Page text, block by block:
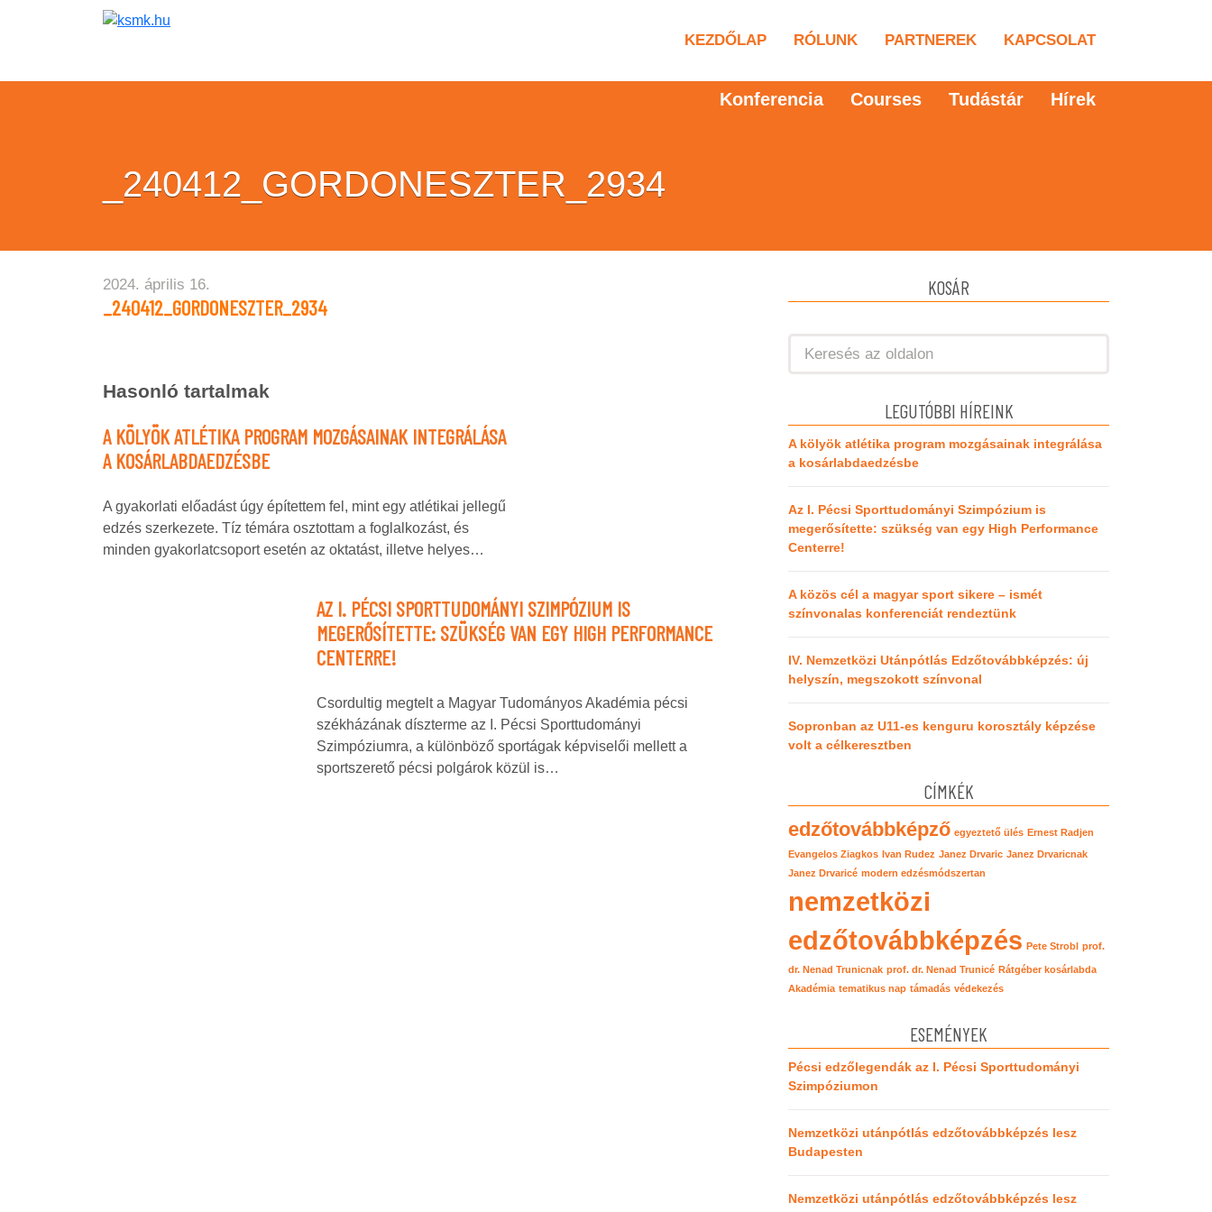
KEZDŐLAP RÓLUNK PARTNEREK KAPCSOLAT
Konferencia Courses Tudástár Hírek
_240412_GORDONESZTER_2934
2024. április 16.
_240412_GORDONESZTER_2934
Hasonló tartalmak
A KÖLYÖK ATLÉTIKA PROGRAM MOZGÁSAINAK INTEGRÁLÁSA
A KOSÁRLABDAEDZÉSBE
A gyakorlati előadást úgy építettem fel, mint egy atlétikai jellegű
edzés szerkezete. Tíz témára osztottam a foglalkozást, és
minden gyakorlatcsoport esetén az oktatást, illetve helyes…
AZ I. PÉCSI SPORTTUDOMÁNYI SZIMPÓZIUM IS
MEGERŐSÍTETTE: SZÜKSÉG VAN EGY HIGH PERFORMANCE
CENTERRE!
Csordultig megtelt a Magyar Tudományos Akadémia pécsi
székházának díszterme az I. Pécsi Sporttudományi
Szimpóziumra, a különböző sportágak képviselői mellett a
sportszerető pécsi polgárok közül is…
KOSÁR
LEGUTÓBBI HÍREINK
A kölyök atlétika program mozgásainak integrálása
a kosárlabdaedzésbe
Az I. Pécsi Sporttudományi Szimpózium is
megerősítette: szükség van egy High Performance
Centerre!
A közös cél a magyar sport sikere – ismét
színvonalas konferenciát rendeztünk
IV. Nemzetközi Utánpótlás Edzőtovábbképzés: új
helyszín, megszokott színvonal
Sopronban az U11-es kenguru korosztály képzése
volt a célkeresztben
CÍMKÉK
edzőtovábbképző egyeztető ülés Ernest Radjen
Evangelos Ziagkos Ivan Rudez Janez Drvaric Janez Drvaricnak
Janez Drvaricé modern edzésmódszertan
nemzetközi
edzőtovábbképzés Pete Strobl prof.
dr. Nenad Trunicnak prof. dr. Nenad Trunicé Rátgéber kosárlabda
Akadémia tematikus nap támadás védekezés
ESEMÉNYEK
Pécsi edzőlegendák az I. Pécsi Sporttudományi
Szimpóziumon
Nemzetközi utánpótlás edzőtovábbképzés lesz
Budapesten
Nemzetközi utánpótlás edzőtovábbképzés lesz